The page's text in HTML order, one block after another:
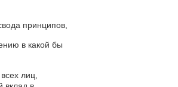
принципов,
в какой бы
лиц,